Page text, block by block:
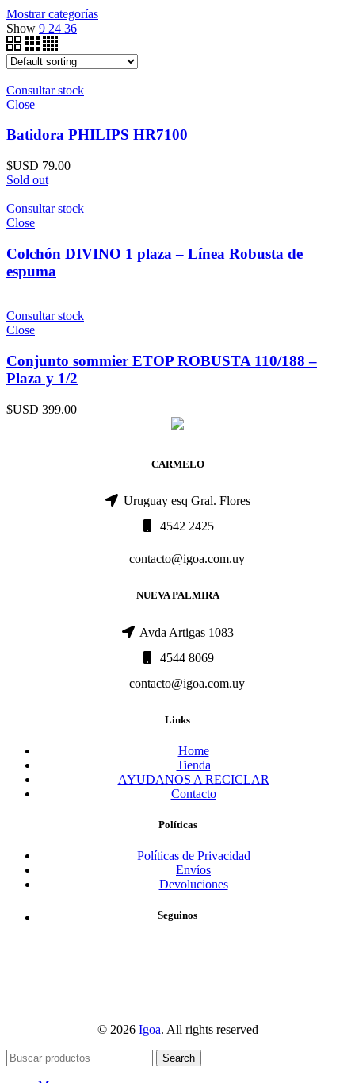
Mostrar categorías
Show 9 24 36
Consultar stock
Close
Batidora PHILIPS HR7100
$USD 79.00
Sold out
Consultar stock
Close
Colchón DIVINO 1 plaza – Línea Robusta de
espuma
Consultar stock
Close
Conjunto sommier ETOP ROBUSTA 110/188 –
Plaza y 1/2
$USD 399.00
CARMELO
Uruguay esq Gral. Flores
4542 2425
contacto@igoa.com.uy
NUEVA PALMIRA
Avda Artigas 1083
4544 8069
contacto@igoa.com.uy
Links
Home
Tienda
AYUDANOS A RECICLAR
Contacto
Políticas
Políticas de Privacidad
Envíos
Devoluciones
Seguinos
© 2026 Igoa. All rights reserved
Search